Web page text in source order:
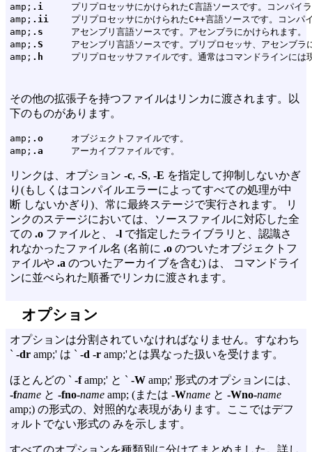
amp; .i
プリプロセッサにかけられたC言語ソースです。コンパイ
amp; .ii
プリプロセッサにかけられたC++言語ソースです。コンパ
amp; .s
     アセンブリ言語ソースです。アセンブラにかけられます。
amp; .S
アセンブリ言語ソースです。プリプロセッサ、アセンブラ
amp; .h
その他の拡張子を持つファイルはリンカに渡されます。以
下のものがあります。
amp; .o
     オブジェクトファイルです。
amp; .a
リンクは、オプション -c, -S, -E を指定して抑制しないかぎ
り(もしくはコンパイルエラーによってすべての処理が中
断 しないかぎり)、常に最終ステージで実行されます。 リ
ンクのステージにおいては、ソースファイルに対応した全
ての .o ファイルと、 -l で指定したライブラリと、認識さ
れなかったファイル名 (名前に .o のついたオブジェクトフ
ァイルや .a のついたアーカイブを含む) は、 コマンドライ
ンに並べられた順番でリンカに渡されます。
オプション
オプションは分割されていなければなりません。すなわち
` -dr amp;' は ` -d -r amp;'とは異なった扱いを受けます。
ほとんどの ` -famp;' と ` -W amp;' 形式のオプションには、
-fname と -fno-name amp; (または -Wname と -Wno-name
amp;) の形式の、対照的な表現があります。ここではデフ
ォルトでない形式の みを示します。
すべてのオプションを種類別に分けてまとめました。詳し